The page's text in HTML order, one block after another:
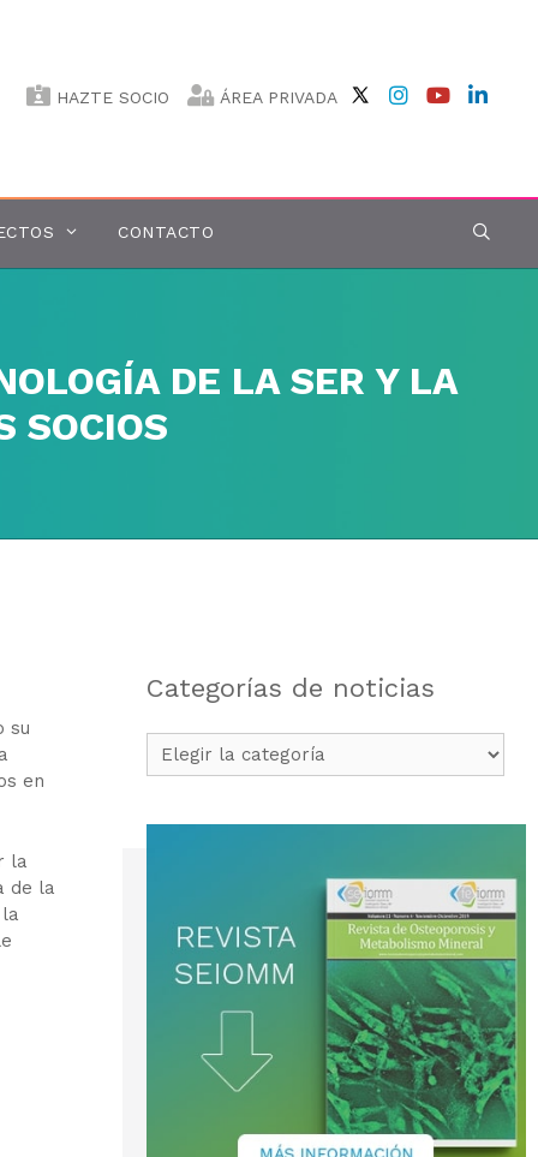
HAZTE SOCIO ÁREA PRIVADA
CONTACTO
DE LA SER Y LA
SOCIOS
su
en
la
de la
Categorías de noticias
Categorías
de